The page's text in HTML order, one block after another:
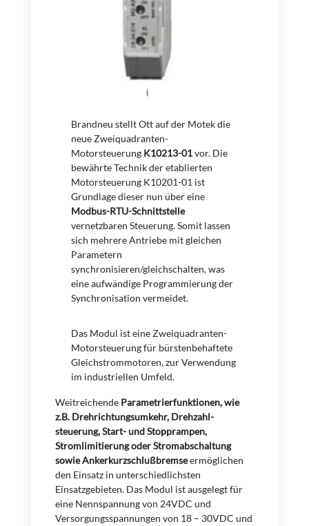
Brandneu stellt Ott auf der Motek die
neue Zweiquadranten-
Motorsteuerung K10213-01vor. Die
bewährte Technik der etablierten
Motorsteuerung K10201-01 ist
Grundlage dieser nun über eine
Modbus-RTU-Schnittstelle
vernetzbaren Steuerung. Somit lassen
sich mehrere Antriebe mit gleichen
Parametern
synchronisieren/gleichschalten, was
eine aufwändige Programmierung der
Synchronisation vermeidet.
Das Modul ist eine Zweiquadranten-
Motorsteuerung für bürstenbehaftete
Gleichstrommotoren, zur Verwendung
im industriellen Umfeld.
Weitreichende Parametrierfunktionen, wie
z.B. Drehrichtungsumkehr, Drehzahl-
steuerung, Start- und Stopprampen,
Stromlimitierung oder Stromabschaltung
sowie Ankerkurzschlußbremseermöglichen
den Einsatz in unterschiedlichsten
Einsatzgebieten. Das Modul ist ausgelegt für
eine Nennspannung von 24VDC und
Versorgungsspannungen von 18 – 30VDC und